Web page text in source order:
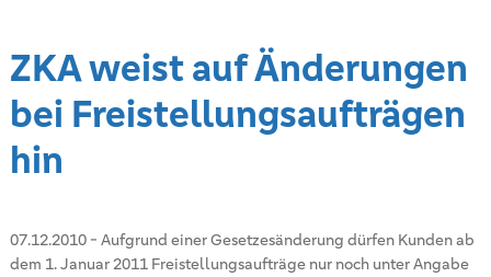
ZKA weist auf Änderungen
bei Freistellungsaufträgen
hin
07.12.2010- Aufgrund einer Gesetzesänderung dürfen Kunden ab
dem 1. Januar 2011 Freistellungsaufträge nur noch unter Angabe